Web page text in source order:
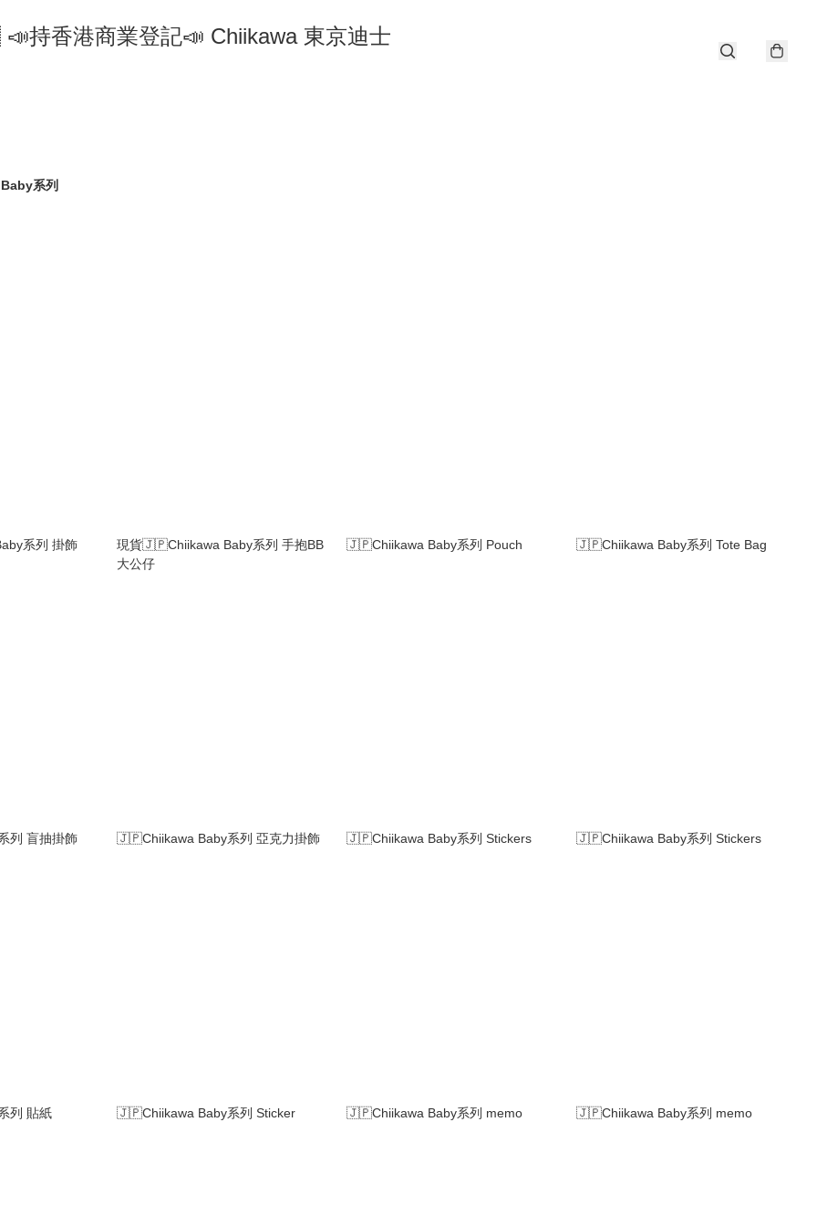
香港商業登記📣 Chiikawa 東京迪士
系列
系列 掛飾
現貨🇯🇵Chiikawa Baby系列 手抱BB
大公仔
🇯🇵Chiikawa Baby系列 Pouch 🇯🇵Chiikawa Baby系列 Tote Bag
列 盲抽掛飾 🇯🇵Chiikawa Baby系列 亞克力掛飾 🇯🇵Chiikawa Baby系列 Stickers 🇯🇵Chiikawa Baby系列 Stickers
列 貼紙 🇯🇵Chiikawa Baby系列 Sticker 🇯🇵Chiikawa Baby系列 memo 🇯🇵Chiikawa Baby系列 memo